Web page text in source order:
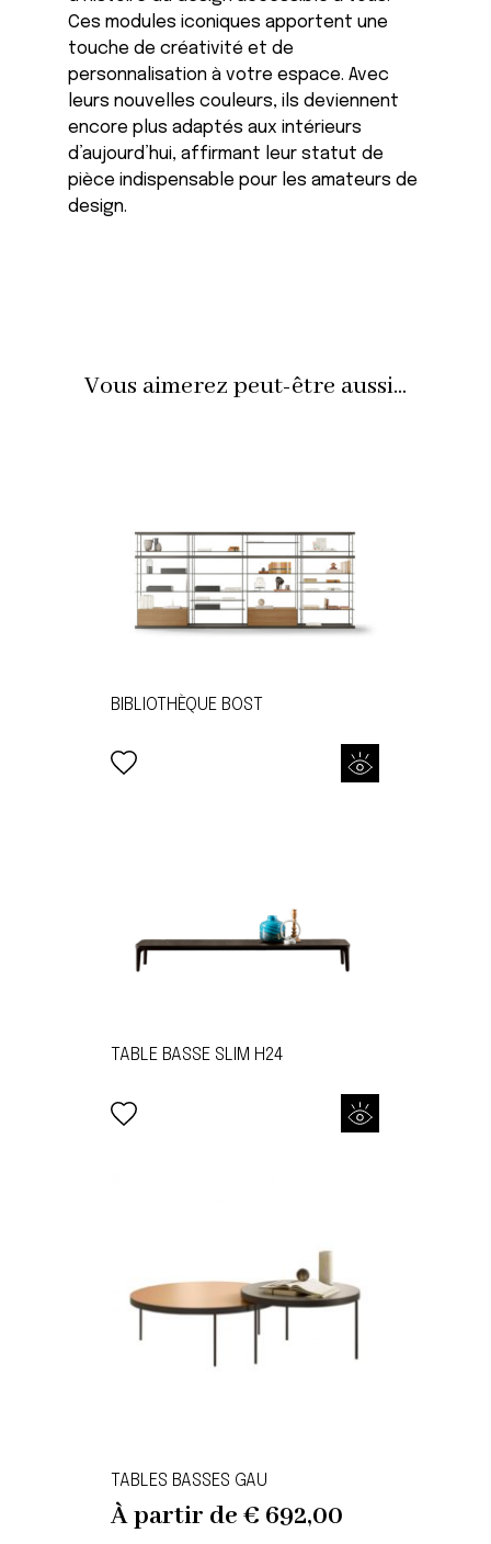
Ces modules iconiques apportent une
touche de créativité et de
personnalisation à votre espace. Avec
leurs nouvelles couleurs, ils deviennent
encore plus adaptés aux intérieurs
d’aujourd’hui, affirmant leur statut de
pièce indispensable pour les amateurs de
design.
Vous aimerez peut-être aussi...
BIBLIOTHÈQUE BOST
TABLE BASSE SLIM H24
TABLES BASSES GAU
À partir de€ 692,00